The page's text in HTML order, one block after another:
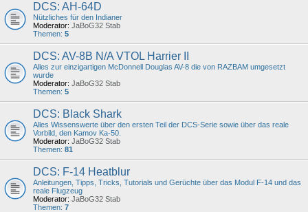
DCS: AH-64D
Nützliches für den Indianer
Moderator: JaBoG32 Stab
Themen: 5
DCS: AV-8B N/A VTOL Harrier II
Alles zur einzigartigen McDonnell Douglas AV-8 die von RAZBAM umgesetzt
wurde
Moderator: JaBoG32 Stab
Themen: 5
DCS: Black Shark
Alles Wissenswerte über den ersten Teil der DCS-Serie sowie über das reale
Vorbild, den Kamov Ka-50.
Moderator: JaBoG32 Stab
Themen: 81
DCS: F-14 Heatblur
Anleitungen, Tipps, Tricks, Tutorials und Gerüchte über das Modul F-14 und das
reale Flugzeug
Moderator: JaBoG32 Stab
Themen: 7